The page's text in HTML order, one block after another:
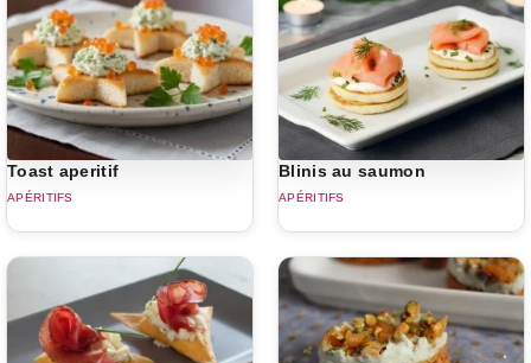
Toast aperitif
APÉRITIFS
Blinis au saumon
APÉRITIFS